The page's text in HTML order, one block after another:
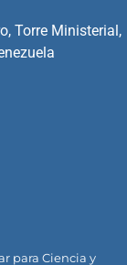
Torre Ministerial,
para Ciencia y